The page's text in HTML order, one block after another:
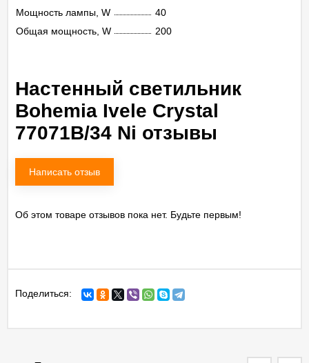
Мощность лампы, W
40
Общая мощность, W
200
Настенный светильник
Bohemia Ivele Crystal
77071B/34 Ni отзывы
Написать отзыв
Об этом товаре отзывов пока нет. Будьте первым!
Поделиться: